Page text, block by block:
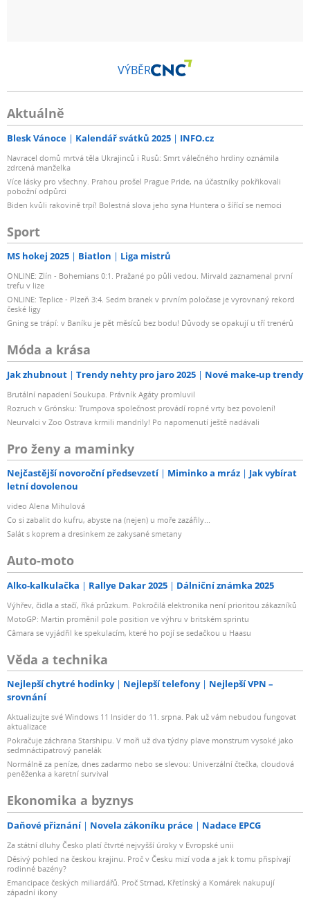
VÝBĚR
Aktuálně
Blesk Vánoce Kalendář svátků 2025 INFO.cz
Navracel domů mrtvá těla Ukrajinců i Rusů: Smrt válečného hrdiny oznámila
zdrcená manželka
Více lásky pro všechny. Prahou prošel Prague Pride, na účastníky pokřikovali
pobožní odpůrci
Biden kvůli rakovině trpí! Bolestná slova jeho syna Huntera o šířící se nemoci
Sport
MS hokej 2025 Biatlon Liga mistrů
ONLINE: Zlín - Bohemians 0:1. Pražané po půli vedou. Mirvald zaznamenal první
trefu v lize
ONLINE: Teplice - Plzeň 3:4. Sedm branek v prvním poločase je vyrovnaný rekord
české ligy
Gning se trápí: v Baníku je pět měsíců bez bodu! Důvody se opakují u tří trenérů
Móda a krása
Jak zhubnout Trendy nehty pro jaro 2025 Nové make-up trendy
Brutální napadení Soukupa. Právník Agáty promluvil
Rozruch v Grónsku: Trumpova společnost provádí ropné vrty bez povolení!
Neurvalci v Zoo Ostrava krmili mandrily! Po napomenutí ještě nadávali
Pro ženy a maminky
Nejčastější novoroční předsevzetí Miminko a mráz
Jak vybírat
letní dovolenou
video Alena Mihulová
Co si zabalit do kufru, abyste na (nejen) u moře zazářily...
Salát s koprem a dresinkem ze zakysané smetany
Auto-moto
Alko-kalkulačka Rallye Dakar 2025 Dálniční známka 2025
Výhřev, čidla a stačí, říká průzkum. Pokročilá elektronika není prioritou zákazníků
MotoGP: Martin proměnil pole position ve výhru v britském sprintu
Câmara se vyjádřil ke spekulacím, které ho pojí se sedačkou u Haasu
Věda a technika
Nejlepší chytré hodinky Nejlepší telefony
Nejlepší VPN –
srovnání
Aktualizujte své Windows 11 Insider do 11. srpna. Pak už vám nebudou fungovat
aktualizace
Pokračuje záchrana Starshipu. V moři už dva týdny plave monstrum vysoké jako
sedmnáctipatrový panelák
Normálně za peníze, dnes zadarmo nebo se slevou: Univerzální čtečka, cloudová
peněženka a karetní survival
Ekonomika a byznys
Daňové přiznání Novela zákoníku práce Nadace EPCG
Za státní dluhy Česko platí čtvrté nejvyšší úroky v Evropské unii
Děsivý pohled na českou krajinu. Proč v Česku mizí voda a jak k tomu přispívají
rodinné bazény?
Emancipace českých miliardářů. Proč Strnad, Křetínský a Komárek nakupují
západní ikony